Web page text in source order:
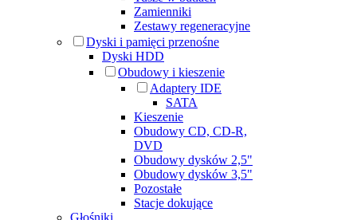
Zamienniki
Zestawy regeneracyjne
Dyski i pamięci przenośne
Dyski HDD
Obudowy i kieszenie
Adaptery IDE
SATA
Kieszenie
Obudowy CD, CD-R,
DVD
Obudowy dysków 2,5"
Obudowy dysków 3,5"
Pozostałe
Stacje dokujące
Głośniki